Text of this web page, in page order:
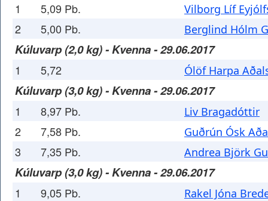
1 5,09 Pb. Vilborg Líf
2 5,00 Pb. Berglind Hólm
Kúluvarp (2,0 kg) - Kvenna - 29.06.2017
1 5,72 Ólöf Harpa
Kúluvarp (3,0 kg) - Kvenna - 29.06.2017
1 8,97 Pb. Liv Bragadóttir
2 7,58 Pb. Guðrún Ósk
3 7,35 Pb. Andrea Björk
Kúluvarp (3,0 kg) - Kvenna - 29.06.2017
1 9,05 Pb. Rakel Jóna